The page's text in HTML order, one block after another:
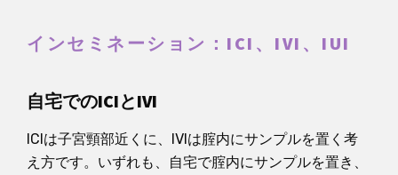
インセミネーション：ICI、IVI、IUI
自宅でのICIとIVI
ICIは子宮頸部近くに、IVIは腟内にサンプルを置く考
え方です。いずれも、自宅で腟内にサンプルを置き、